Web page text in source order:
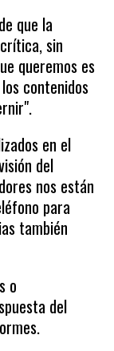
que la
sin
queremos es
contenidos
en el
del
nos están
para
también
o
del